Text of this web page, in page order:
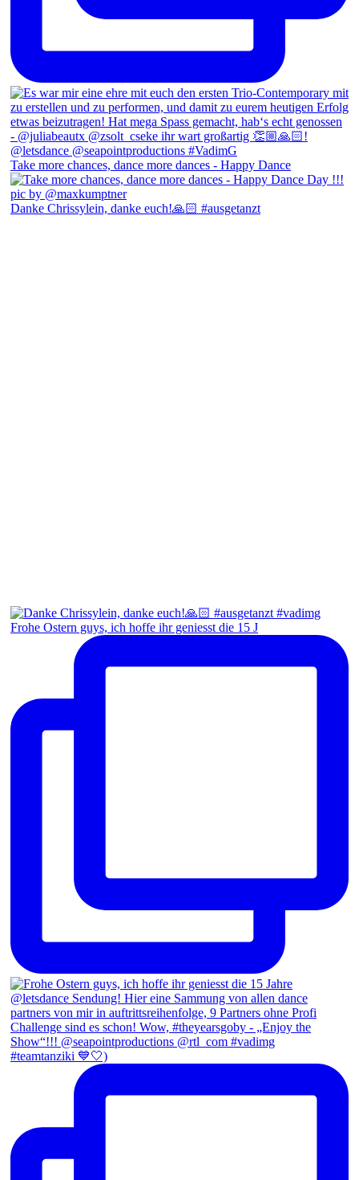
Take more chances, dance more dances - Happy Dance
Danke Chrissylein, danke euch!🙏🏻 #ausgetanzt
Frohe Ostern guys, ich hoffe ihr geniesst die 15 J
#teamtanziki 💙🤍)